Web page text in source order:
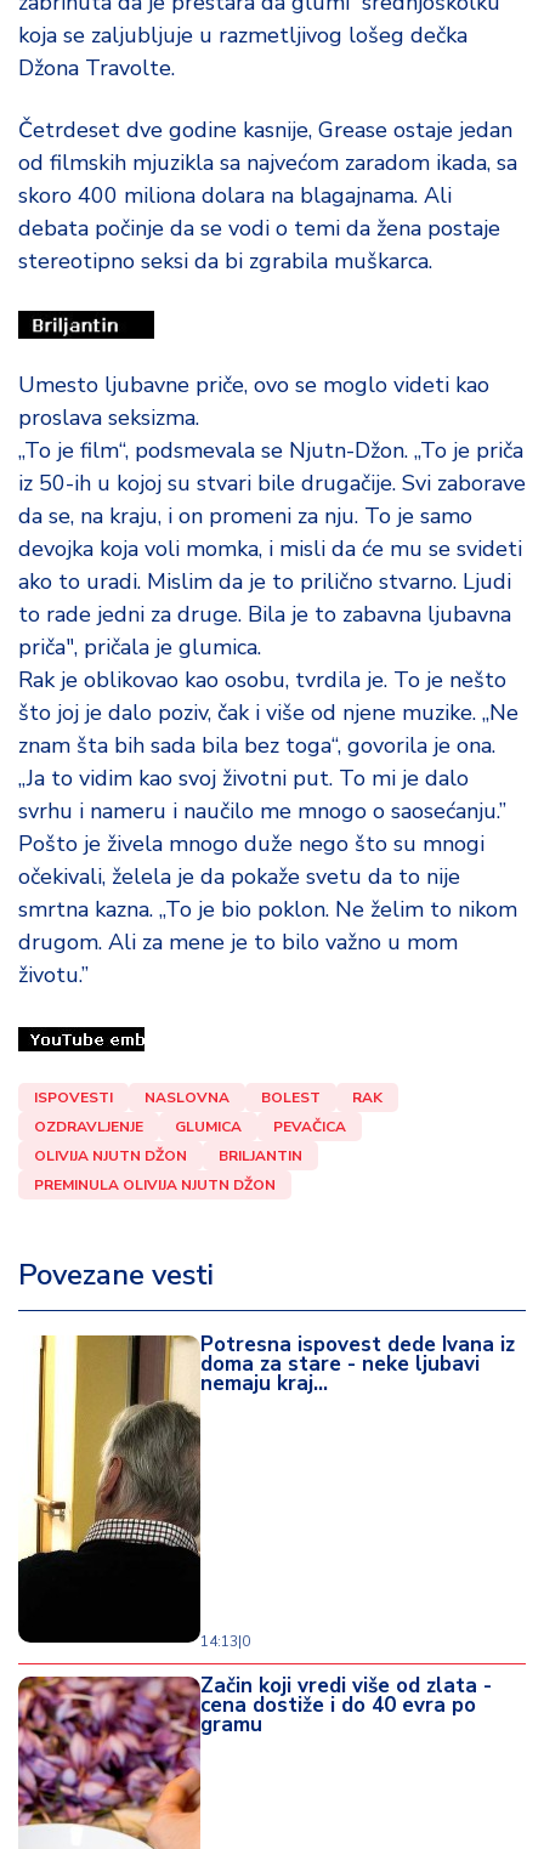
koja se zaljubljuje u razmetljivog lošeg dečka
Džona Travolte.
Četrdeset dve godine kasnije, Grease ostaje jedan
od filmskih mjuzikla sa najvećom zaradom ikada, sa
skoro 400 miliona dolara na blagajnama. Ali
debata počinje da se vodi o temi da žena postaje
stereotipno seksi da bi zgrabila muškarca.
Umesto ljubavne priče, ovo se moglo videti kao
proslava seksizma.
„To je film“, podsmevala se Njutn-Džon. „To je priča
iz 50-ih u kojoj su stvari bile drugačije. Svi zaborave
da se, na kraju, i on promeni za nju. To je samo
devojka koja voli momka, i misli da će mu se svideti
ako to uradi. Mislim da je to prilično stvarno. Ljudi
to rade jedni za druge. Bila je to zabavna ljubavna
priča", pričala je glumica.
Rak je oblikovao kao osobu, tvrdila je. To je nešto
što joj je dalo poziv, čak i više od njene muzike. „Ne
znam šta bih sada bila bez toga“, govorila je ona.
„Ja to vidim kao svoj životni put. To mi je dalo
svrhu i nameru i naučilo me mnogo o saosećanju.”
Pošto je živela mnogo duže nego što su mnogi
očekivali, želela je da pokaže svetu da to nije
smrtna kazna. „To je bio poklon. Ne želim to nikom
drugom. Ali za mene je to bilo važno u mom
životu.”
ISPOVESTI NASLOVNA BOLEST
RAK
OZDRAVLJENJE
GLUMICA
PEVAČICA
OLIVIJA NJUTN DŽON
BRILJANTIN
PREMINULA OLIVIJA NJUTN DŽON
Povezane vesti
Potresna ispovest dede Ivana iz
doma za stare - neke ljubavi
nemaju kraj...
14:13|0
Začin koji vredi više od zlata -
cena dostiže i do 40 evra po
gramu